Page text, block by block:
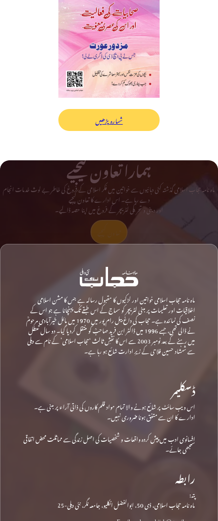
شمارہ پڑھیں
ہمارا تعاون کیجیے
ماہ نامہ حجاب اسلامی گذشتہ کئی دہائیوں سے خواتین میں فکر اسلامی کے فروغ کی خاطر بے لوث خدمات انجام
دے رہا ہے۔ اس ادارے کا تعاون کیجیے
اور دینی و تحریکی لٹریچر کے فروغ میں اپنا حصہ ڈالیے۔
ماہ نامہ حجاب اسلامی خواتین اور لڑکیوں کا مقبول رسالہ ہے جس کا مشن اسلامی
اخلاقیات اور تعلیمات پر مبنی لٹریچر کو سماج کے اس طبقے تک پہنچانا ہے جو اس کے
نصف کی نمائندہ ہے۔ حجاب کی داغ بیل رام پور میں 1970 میں مائل خیرآبادی مرحومؒ
نے ڈالی تھی، جسے 1996 میں ڈاکٹر ابن فرید صاحبؒ کو منتقل کردیا گیا۔ دو سال تعطل
میں رہنے کے بعد نومبر 2003 سے اس کا نقشِ ثالث ‘حجاب اسلامی’ کے نام سے دہلی
سے شمشاد حسین فلاحی کے زیرِ ادارت شائع ہو رہا ہے۔
ڈسکلیمر
اس ویب سائٹ پر شائع ہونے والا تمام مواد قلم کاروں کی ذاتی آراء پر مبنی ہے۔
ادارے کا ان سے متفق ہونا ضروری نہیں۔
افسانوی ادب میں پیش کردہ واقعات و شخصیات کی اصل زندگی سے مماثلت محض اتفاقی
سمجھی جائے۔
رابطہ
پتہ:
ماہ نامہ حجاب اسلامی، ڈی 50، ابوالفضل انکلیو، جامعہ نگر، نئی دہلی-25